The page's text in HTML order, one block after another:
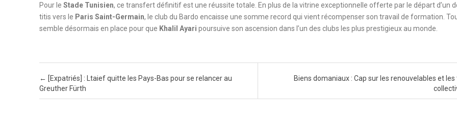
Pour le Stade Tunisien, ce transfert définitif est une réussite totale. En plus de la vitrine exceptionnelle offerte par le départ d’un
titis vers le Paris Saint-Germain, le club du Bardo encaisse une somme record qui vient récompenser son travail de formation.
semble désormais en place pour que Khalil Ayari poursuive son ascension dans l’un des clubs les plus prestigieux au monde.
Post navigation
← [Expatriés] : Ltaief quitte les Pays-Bas pour se relancer au
Greuther Fürth
Biens domaniaux : Cap sur les renouvelables et les